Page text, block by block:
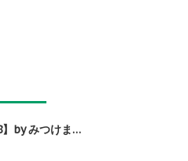
】by みつけま…